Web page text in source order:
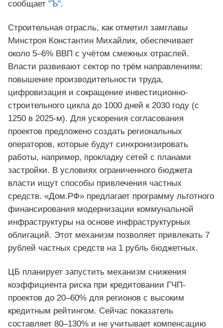
сообщает "Ъ".
Строительная отрасль, как отметил замглавы
Минстроя Константин Михайлик, обеспечивает
около 5–6% ВВП с учётом смежных отраслей.
Власти развивают сектор по трём направлениям:
повышение производительности труда,
цифровизация и сокращение инвестиционно-
строительного цикла до 1000 дней к 2030 году (с
1250 в 2025-м). Для ускорения согласования
проектов предложено создать региональных
операторов, которые будут синхронизировать
работы, например, прокладку сетей с планами
застройки. В условиях ограниченного бюджета
власти ищут способы привлечения частных
средств. «Дом.РФ» предлагает программу льготного
финансирования модернизации коммунальной
инфраструктуры на основе инфраструктурных
облигаций. Этот механизм позволяет привлекать 7
рублей частных средств на 1 рубль бюджетных.
ЦБ планирует запустить механизм снижения
коэффициента риска при кредитовании ГЧП-
проектов до 20–60% для регионов с высоким
кредитным рейтингом. Сейчас показатель
составляет 80–130% и не учитывает компенсацию